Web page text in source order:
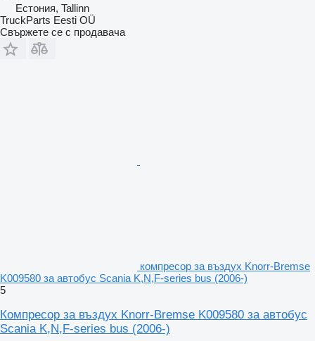
Естония, Tallinn
TruckParts Eesti OÜ
Свържете се с продавача
компресор за въздух Knorr-Bremse
K009580 за автобус Scania K,N,F-series bus (2006-)
5
Компресор за въздух Knorr-Bremse K009580 за автобус
Scania K,N,F-series bus (2006-)